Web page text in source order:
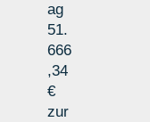
ag
51.
666
,34
€
zur